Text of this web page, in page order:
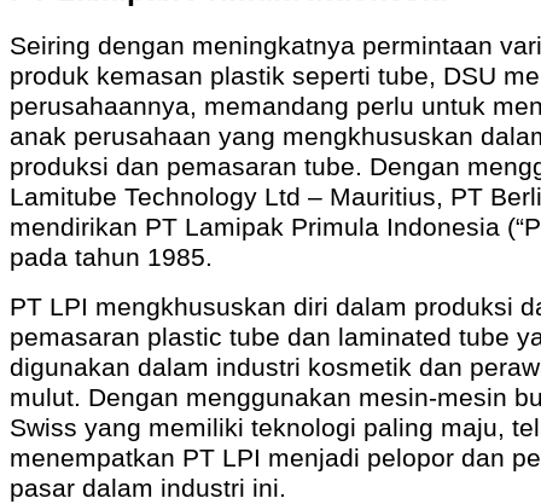
Seiring dengan meningkatnya permintaan
produk kemasan plastik seperti tube, DSU
perusahaannya, memandang perlu untuk
anak perusahaan yang mengkhususkan
produksi dan pemasaran tube. Dengan
Lamitube Technology Ltd – Mauritius, PT
mendirikan PT Lamipak Primula Indonesia
pada tahun 1985.
PT LPI mengkhususkan diri dalam produksi
pemasaran plastic tube dan laminated tube
digunakan dalam industri kosmetik dan
mulut. Dengan menggunakan mesin-mesin
Swiss yang memiliki teknologi paling maju,
menempatkan PT LPI menjadi pelopor dan
pasar dalam industri ini.